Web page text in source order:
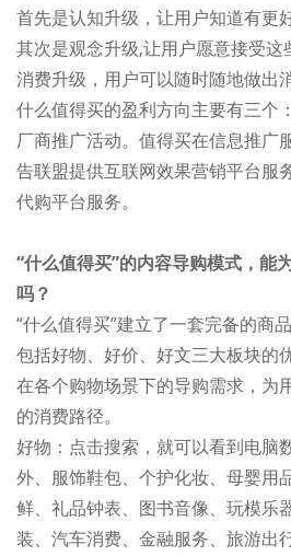
首先是认知升级，让用户知道有更
其次是观念升级,让用户愿意接受这
消费升级，用户可以随时随地做出
什么值得买的盈利方向主要有三个
厂商推广活动。值得买在信息推广
告联盟提供互联网效果营销平台服
代购平台服务。
“什么值得买”的内容导购模式，能
吗？
“什么值得买”建立了一套完备的商
包括好物、好价、好文三大板块的
在各个购物场景下的导购需求，为
的消费路径。
好物：点击搜索，就可以看到电脑
外、服饰鞋包、个护化妆、母婴用
鲜、礼品钟表、图书音像、玩模乐
装、汽车消费、金融服务、旅游出